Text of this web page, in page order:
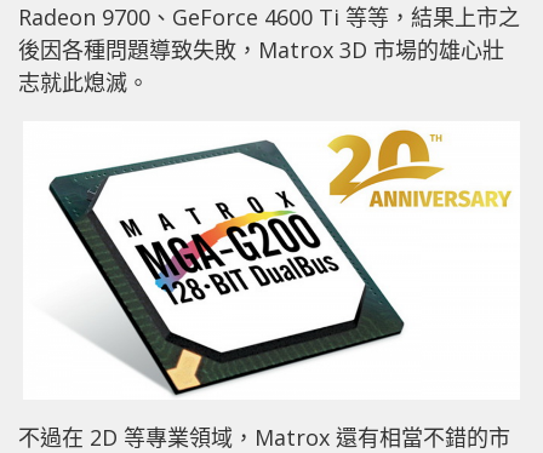
Radeon 9700、GeForce 4600 Ti 等等，結果上市之
後因各種問題導致失敗，Matrox 3D 市場的雄心壯
志就此熄滅。
不過在 2D 等專業領域，Matrox 還有相當不錯的市